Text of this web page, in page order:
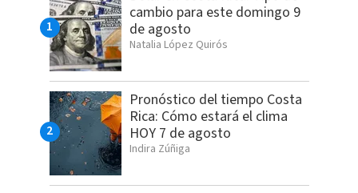
cambio para este domingo 9
de agosto
Natalia López Quirós
Pronóstico del tiempo Costa
Rica: Cómo estará el clima
HOY 7 de agosto
Indira Zúñiga